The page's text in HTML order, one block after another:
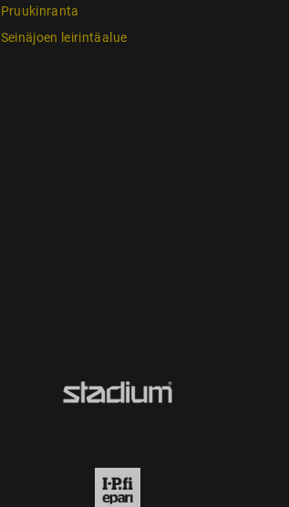
Pruukinranta
Seinäjoen leirintäalue